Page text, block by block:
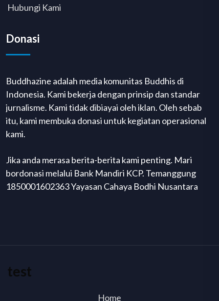
Hubungi Kami
Donasi
Buddhazine adalah media komunitas Buddhis di
Indonesia. Kami bekerja dengan prinsip dan standar
jurnalisme. Kami tidak dibiayai oleh iklan. Oleh sebab
itu, kami membuka donasi untuk kegiatan operasional
kami.
Jika anda merasa berita-berita kami penting. Mari
bordonasi melalui Bank Mandiri KCP. Temanggung
1850001602363 Yayasan Cahaya Bodhi Nusantara
test
Home